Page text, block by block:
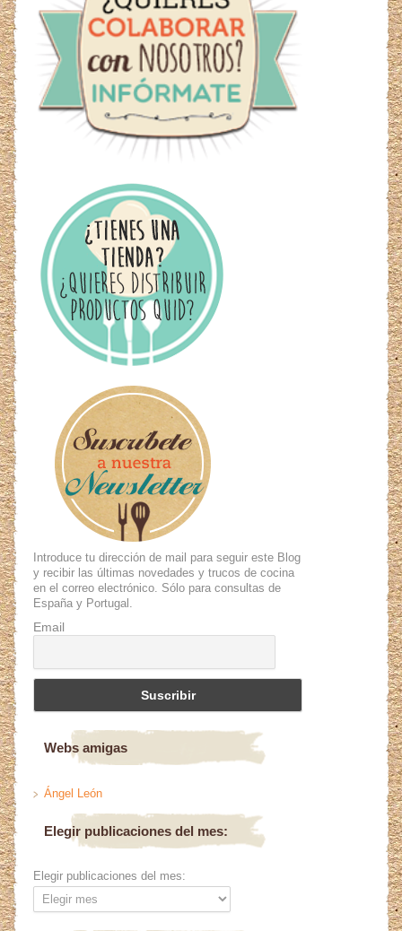
Introduce tu dirección de mail para seguir este Blog
y recibir las últimas novedades y trucos de cocina
en el correo electrónico. Sólo para consultas de
España y Portugal.
Email
Webs amigas
Ángel León
Elegir publicaciones del mes:
Elegir publicaciones del mes: